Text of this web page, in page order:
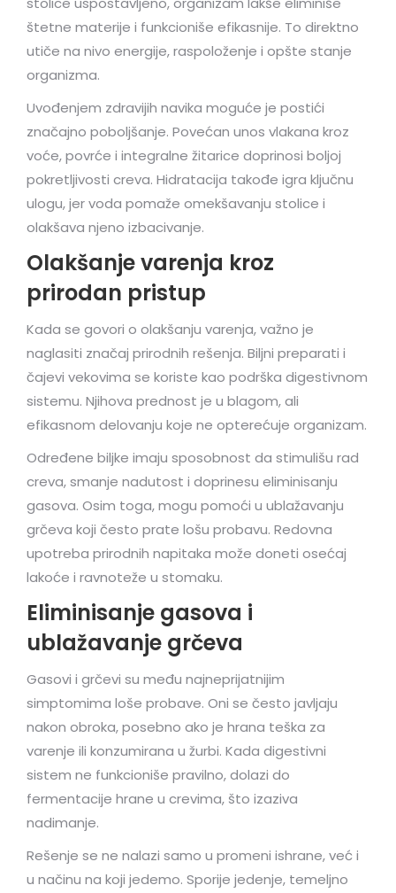
štetne materije i funkcioniše efikasnije. To direktno
utiče na nivo energije, raspoloženje i opšte stanje
organizma.
Uvođenjem zdravijih navika moguće je postići
značajno poboljšanje. Povećan unos vlakana kroz
voće, povrće i integralne žitarice doprinosi boljoj
pokretljivosti creva. Hidratacija takođe igra ključnu
ulogu, jer voda pomaže omekšavanju stolice i
olakšava njeno izbacivanje.
Olakšanje varenja kroz
prirodan pristup
Kada se govori o olakšanju varenja, važno je
naglasiti značaj prirodnih rešenja. Biljni preparati i
čajevi vekovima se koriste kao podrška digestivnom
sistemu. Njihova prednost je u blagom, ali
efikasnom delovanju koje ne opterećuje organizam.
Određene biljke imaju sposobnost da stimulišu rad
creva, smanje nadutost i doprinesu eliminisanju
gasova. Osim toga, mogu pomoći u ublažavanju
grčeva koji često prate lošu probavu. Redovna
upotreba prirodnih napitaka može doneti osećaj
lakoće i ravnoteže u stomaku.
Eliminisanje gasova i
ublažavanje grčeva
Gasovi i grčevi su među najneprijatnijim
simptomima loše probave. Oni se često javljaju
nakon obroka, posebno ako je hrana teška za
varenje ili konzumirana u žurbi. Kada digestivni
sistem ne funkcioniše pravilno, dolazi do
fermentacije hrane u crevima, što izaziva
nadimanje.
Rešenje se ne nalazi samo u promeni ishrane, već i
u načinu na koji jedemo. Sporije jedenje, temeljno